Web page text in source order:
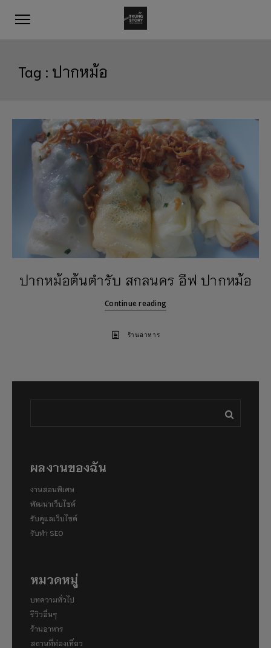
Tag : ปากหม้อ
ปากหม้อต้นตำรับ สกลนคร อีฟ ปากหม้อ
Continue reading
ร้านอาหาร
ผลงานของฉัน
งานสอนพิเศษ
พัฒนาเว็บไซต์
รับดูแลเว็บไซต์
รับทำ SEO
หมวดหมู่
บทความทั่วไป
รีวิวอื่นๆ
ร้านอาหาร
สถานที่ท่องเที่ยว